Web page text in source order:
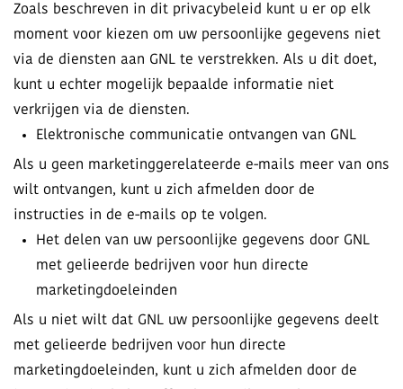
Zoals beschreven in dit privacybeleid kunt u er op elk
moment voor kiezen om uw persoonlijke gegevens niet
via de diensten aan GNL te verstrekken. Als u dit doet,
kunt u echter mogelijk bepaalde informatie niet
verkrijgen via de diensten.
Elektronische communicatie ontvangen van GNL
Als u geen marketinggerelateerde e-mails meer van ons
wilt ontvangen, kunt u zich afmelden door de
instructies in de e-mails op te volgen.
Het delen van uw persoonlijke gegevens door GNL
met gelieerde bedrijven voor hun directe
marketingdoeleinden
Als u niet wilt dat GNL uw persoonlijke gegevens deelt
met gelieerde bedrijven voor hun directe
marketingdoeleinden, kunt u zich afmelden door de